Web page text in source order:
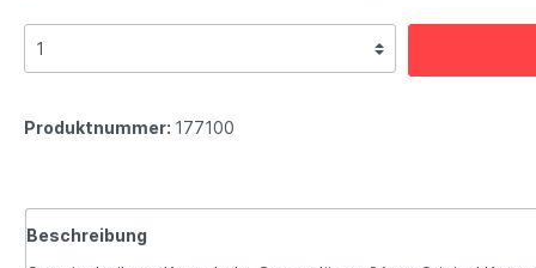
Produktnummer: 177100
Beschreibung